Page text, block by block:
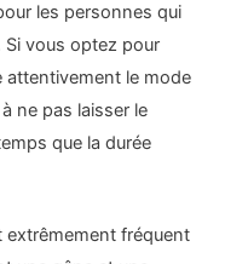
les personnes qui
Si vous optez pour
attentivement le mode
à ne pas laisser le
que la durée
extrêmement fréquent